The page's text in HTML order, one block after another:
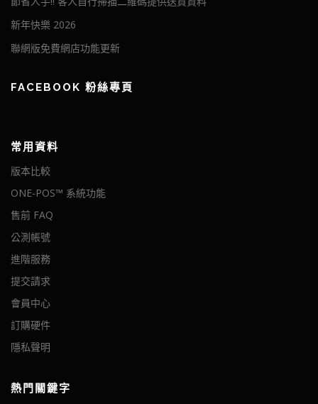
新年快樂 2026
聯網版免費網店功能更新
FACEBOOK 粉絲專頁
常用資料
版本比較
ONE-POS™ 系統功能
售前 FAQ
公測帳號
進階服務
提交請求
會員中心
訂購硬件
隱私聲明
熱門關鍵字